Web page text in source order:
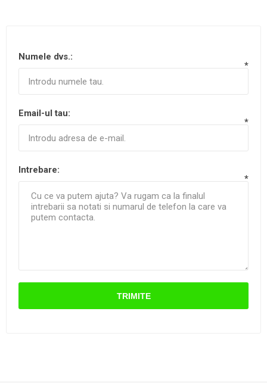
Numele dvs.:
*
Email-ul tau:
*
Intrebare:
*
TRIMITE